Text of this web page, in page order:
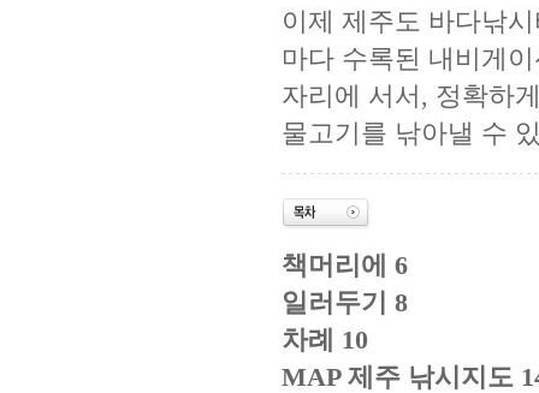
이제 제주도 바다낚
마다 수록된 내비게
자리에 서서, 정확하
물고기를 낚아낼 수
책머리에 6
일러두기 8
차례 10
MAP 제주 낚시지도